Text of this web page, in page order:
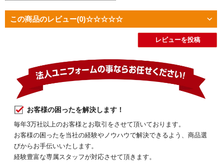
この商品のレビュー(0)☆☆☆☆☆
レビューを投稿
お客様の困ったを解決します！
毎年3万社以上のお客様とお取引をさせて頂いております。
お客様の困ったを当社の経験やノウハウで解決できるよう、商品選
びからお手伝いいたします。
経験豊富な専属スタッフが対応させて頂きます。